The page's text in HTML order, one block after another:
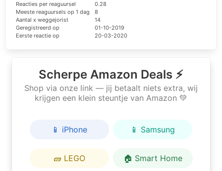
Reacties per reaguursel
0.28
Meeste reaguursels op 1 dag
8
Aantal x weggejorist
14
Geregistreerd op
01-10-2019
Eerste reactie op
20-03-2020
Scherpe Amazon Deals ⚡
Shop via onze link — jij betaalt niets extra, wij
krijgen een klein steuntje van Amazon 💚
📱 iPhone 📱 Samsung
🧱 LEGO 🏠 Smart Home